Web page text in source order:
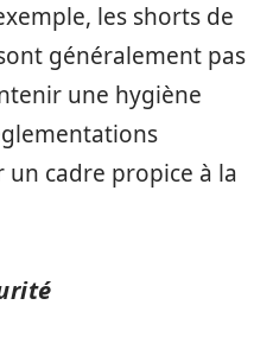
les shorts de
généralement pas
une hygiène
cadre propice à la